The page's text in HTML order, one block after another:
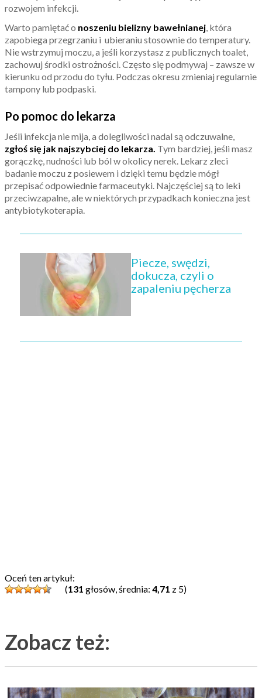
rozwojem infekcji.
Warto pamiętać o noszeniu bielizny bawełnianej, która
zapobiega przegrzaniu i ubieraniu stosownie do temperatury.
Nie wstrzymuj moczu, a jeśli korzystasz z publicznych toalet,
zachowuj środki ostrożności. Często się podmywaj – zawsze w
kierunku od przodu do tyłu. Podczas okresu zmieniaj regularnie
tampony lub podpaski.
Po pomoc do lekarza
Jeśli infekcja nie mija, a dolegliwości nadal są odczuwalne,
zgłoś się jak najszybciej do lekarza. Tym bardziej, jeśli masz
gorączkę, nudności lub ból w okolicy nerek. Lekarz zleci
badanie moczu z posiewem i dzięki temu będzie mógł
przepisać odpowiednie farmaceutyki. Najczęściej są to leki
przeciwzapalne, ale w niektórych przypadkach konieczna jest
antybiotykoterapia.
Piecze, swędzi,
dokucza, czyli o
zapaleniu pęcherza
Oceń ten artykuł:
(131 głosów, średnia: 4,71 z 5)
Zobacz też: